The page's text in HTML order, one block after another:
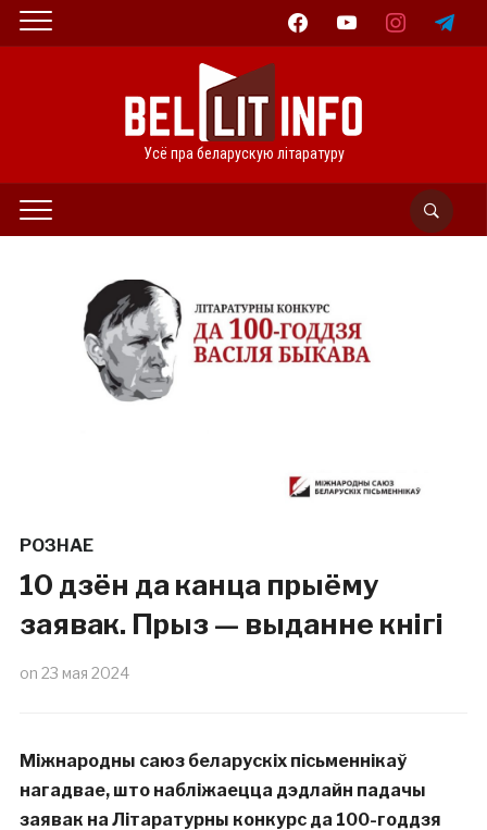
facebookyoutube instagramtelegram
Усё пра беларускую літаратуру
РОЗНАЕ
10 дзён да канца прыёму
заявак. Прыз — выданне кнігі
on 23 мая 2024
Міжнародны саюз беларускіх пісьменнікаў
нагадвае, што набліжаецца дэдлайн падачы
заявак на Літаратурны конкурс да 100-годдзя